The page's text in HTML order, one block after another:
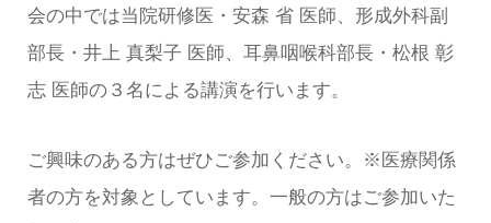
会の中では当院研修医・安森 省 医師、形成外科副
部長・井上 真梨子 医師、耳鼻咽喉科部長・松根 彰
志 医師の３名による講演を行います。
ご興味のある方はぜひご参加ください。※医療関係
者の方を対象としています。一般の方はご参加いた